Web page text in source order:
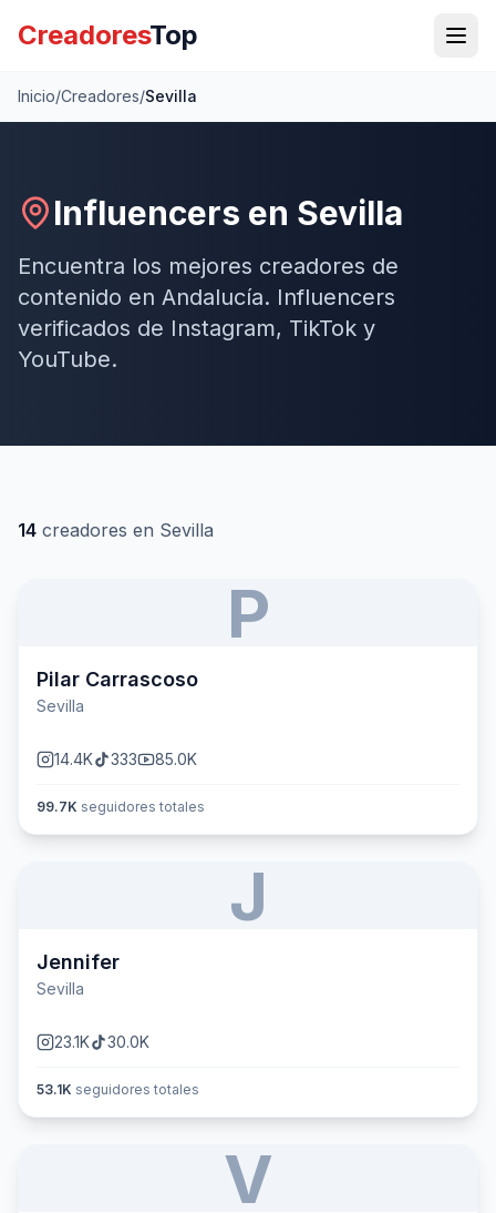
CreadoresTop
Inicio/Creadores/Sevilla
Influencers en Sevilla
Encuentra los mejores creadores de
contenido en Andalucía. Influencers
verificados de Instagram, TikTok y
YouTube.
14 creadores en Sevilla
P
Pilar Carrascoso
Sevilla
14.4K 333 85.0K
99.7K seguidores totales
J
Jennifer
Sevilla
23.1K 30.0K
53.1K seguidores totales
V